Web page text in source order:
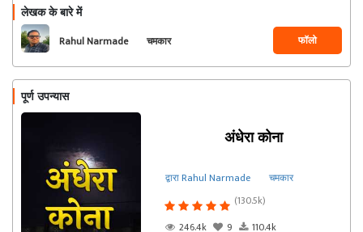
लेखक के बारे में
Rahul Narmade ¬ चमकार
¬
फॉलो
पूर्ण उपन्यास
अंधेरा कोना
द्वारा Rahul Narmade ¬ चमकार ¬
(130.5k)
246.4k
9 110.4k